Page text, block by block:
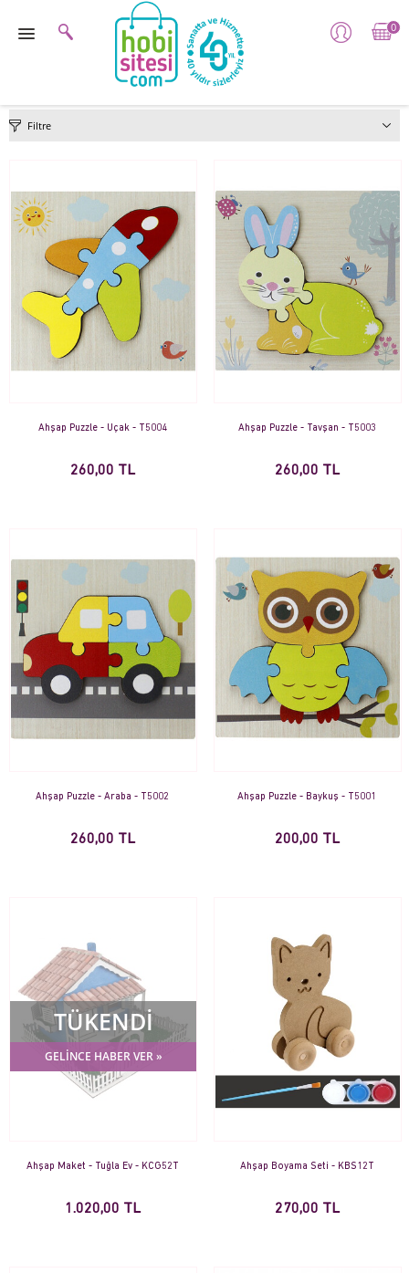
0
Filtre
Ahşap Puzzle - Uçak - T5004
260,00 TL
Ahşap Puzzle - Tavşan - T5003
260,00 TL
Ahşap Puzzle - Araba - T5002
260,00 TL
Ahşap Puzzle - Baykuş - T5001
200,00 TL
TÜKENDİ
GELİNCE HABER VER »
Ahşap Maket - Tuğla Ev - KCG52T
1.020,00 TL
Ahşap Boyama Seti - KBS12T
270,00 TL